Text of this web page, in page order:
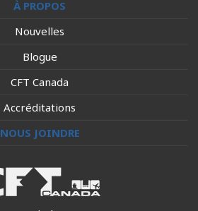
À PROPOS
Nouvelles
Blogue
CFT Canada
Accréditations
NOUS JOINDRE